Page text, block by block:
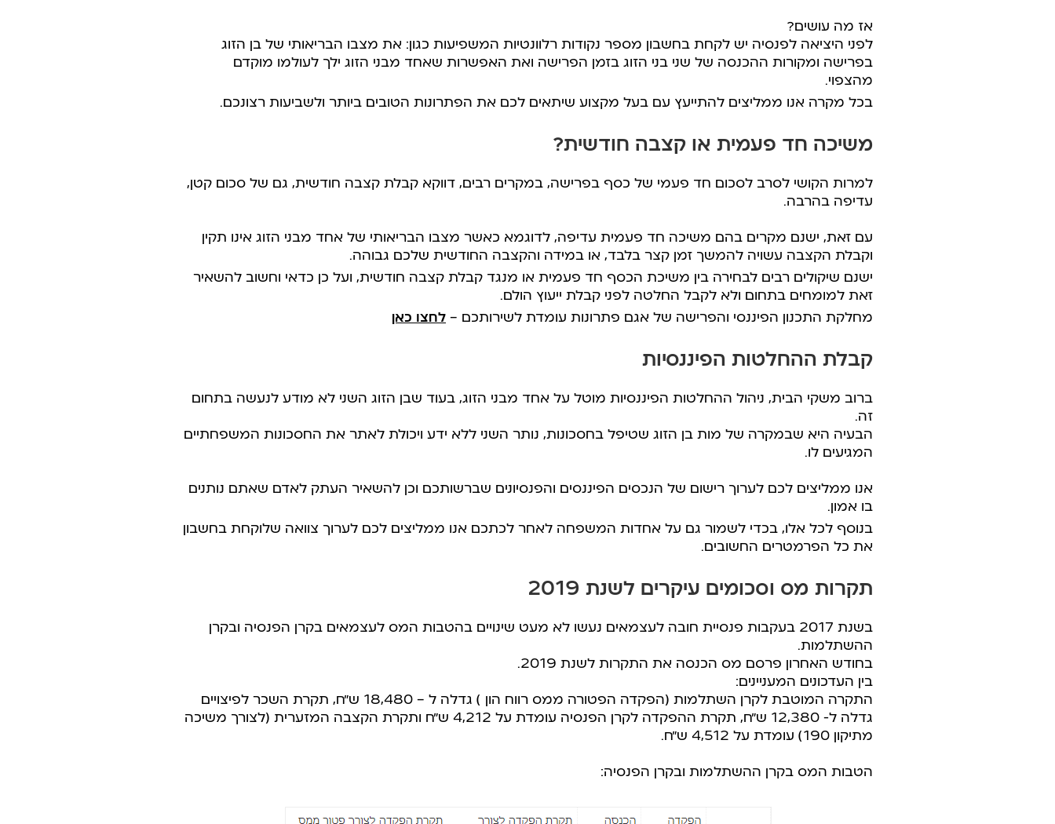
אז מה עושים?
לפני היציאה לפנסיה יש לקחת בחשבון מספר נקודות רלוונטיות המשפיעות כגון: את מצבו הבריאותי של בן הזוג
בפרישה ומקורות ההכנסה של שני בני הזוג בזמן הפרישה ואת האפשרות שאחד מבני הזוג ילך לעולמו מוקדם
מהצפוי.
בכל מקרה אנו ממליצים להתייעץ עם בעל מקצוע שיתאים לכם את הפתרונות הטובים ביותר ולשביעות רצונכם.
משיכה חד פעמית או קצבה חודשית?
למרות הקושי לסרב לסכום חד פעמי של כסף בפרישה, במקרים רבים, דווקא קבלת קצבה חודשית, גם של סכום קטן,
עדיפה בהרבה.
עם זאת, ישנם מקרים בהם משיכה חד פעמית עדיפה, לדוגמא כאשר מצבו הבריאותי של אחד מבני הזוג אינו תקין
וקבלת הקצבה עשויה להמשך זמן קצר בלבד, או במידה והקצבה החודשית שלכם גבוהה.
ישנם שיקולים רבים לבחירה בין משיכת הכסף חד פעמית או מנגד קבלת קצבה חודשית, ועל כן כדאי וחשוב להשאיר
זאת למומחים בתחום ולא לקבל החלטה לפני קבלת ייעוץ הולם.
מחלקת התכנון הפיננסי והפרישה של אגם פתרונות עומדת לשירותכם – לחצו כאן
קבלת ההחלטות הפיננסיות
ברוב משקי הבית, ניהול ההחלטות הפיננסיות מוטל על אחד מבני הזוג, בעוד שבן הזוג השני לא מודע לנעשה בתחום
זה.
הבעיה היא שבמקרה של מות בן הזוג שטיפל בחסכונות, נותר השני ללא ידע ויכולת לאתר את החסכונות המשפחתיים
המגיעים לו.
אנו ממליצים לכם לערוך רישום של הנכסים הפיננסים והפנסיונים שברשותכם וכן להשאיר העתק לאדם שאתם נותנים
בו אמון.
בנוסף לכל אלו, בכדי לשמור גם על אחדות המשפחה לאחר לכתכם אנו ממליצים לכם לערוך צוואה שלוקחת בחשבון
את כל הפרמטרים החשובים.
תקרות מס וסכומים עיקרים לשנת 2019
בשנת 2017 בעקבות פנסיית חובה לעצמאים נעשו לא מעט שינויים בהטבות המס לעצמאים בקרן הפנסיה ובקרן
ההשתלמות.
בחודש האחרון פרסם מס הכנסה את התקרות לשנת 2019.
בין העדכונים המעניינים:
התקרה המוטבת לקרן השתלמות (הפקדה הפטורה ממס רווח הון ) גדלה ל – 18,480 ש”ח, תקרת השכר לפיצויים
גדלה ל- 12,380 ש”ח, תקרת ההפקדה לקרן הפנסיה עומדת על 4,212 ש”ח ותקרת הקצבה המזערית (לצורך משיכה
מתיקון 190) עומדת על 4,512 ש”ח.
הטבות המס בקרן ההשתלמות ובקרן הפנסיה: